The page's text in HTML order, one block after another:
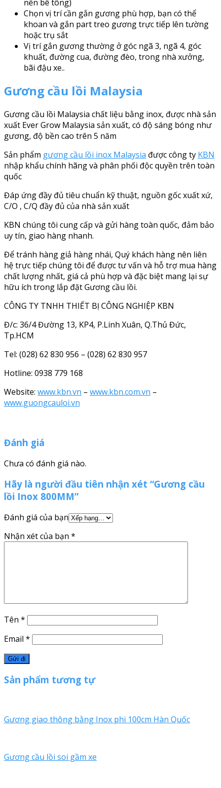
nền bê tông)
Chọn vị trí cần gắn gương phù hợp, bạn có thể
khoan và gắn part treo gương trực tiếp lên tường
hoặc trụ sắt
Vị trí gắn gương thường ở góc ngã 3, ngã 4, góc
khuất, đường cua, đường đèo, trong nhà xưởng,
bãi đậu xe..
Gương cầu lồi Malaysia
Gương cầu lồi Malaysia chất liệu bằng inox, được nhà sản
xuất Ever Grow Malaysia sản xuất, có độ sáng bóng như
gương, độ bền cao trên 5 năm
Sản phẩm gương cầu lồi inox Malaysia được công ty KBN
nhập khẩu chính hãng và phân phối độc quyền trên toàn
quốc
Đáp ứng đầy đủ tiêu chuẩn kỹ thuật, nguồn gốc xuất xứ,
C/O , C/Q đầy đủ của nhà sản xuất
KBN chúng tôi cung cấp và gửi hàng toàn quốc, đảm bảo
uy tín, giao hàng nhanh.
Để tránh hàng giả hàng nhái, Quý khách hàng nên liên
hệ trực tiếp chúng tôi để được tư vấn và hỗ trợ mua hàng
chất lượng nhất, giá cả phù hợp và đặc biệt mang lại sự
hữu ích trong lắp đặt Gương cầu lồi.
CÔNG TY TNHH THIẾT BỊ CÔNG NGHIỆP KBN
Đ/c: 36/4 Đường 13, KP4, P.Linh Xuân, Q.Thủ Đức,
Tp.HCM
Tel: (028) 62 830 956 – (028) 62 830 957
Hotline: 0938 779 168
Website: www.kbn.vn – www.kbn.com.vn –
www.guongcauloi.vn
Đánh giá
Chưa có đánh giá nào.
Hãy là người đầu tiên nhận xét “Gương cầu
lồi Inox 800MM”
Đánh giá của bạn
Nhận xét của bạn *
Tên *
Email *
Sản phẩm tương tự
Gương giao thông bằng Inox phi 100cm Hàn Quốc
Gương cầu lồi soi gầm xe